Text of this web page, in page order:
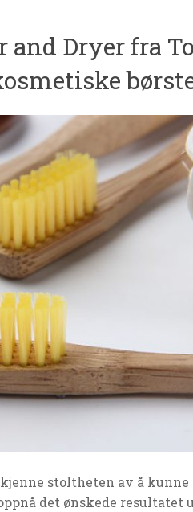
and Dryer fra
stoltheten av å kunne
det ønskede resultatet